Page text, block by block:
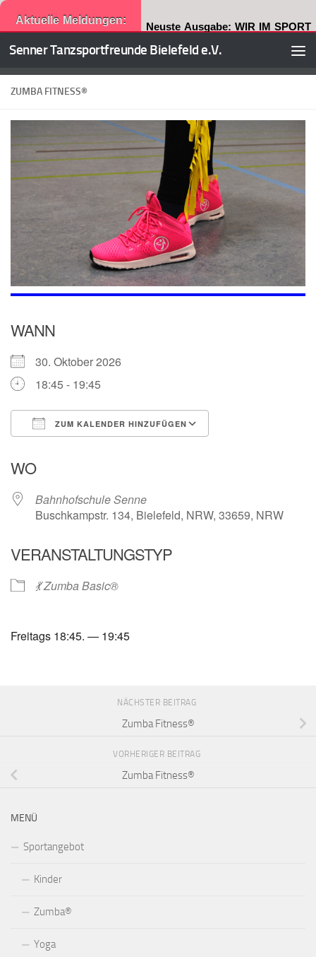
Aktuelle Meldungen: Neuste Ausgabe: WIR IM SPORT
Zum Inhalt springen
Senner Tanzsportfreunde Bielefeld e.V.
ZUMBA FITNESS®
WANN
30. Oktober 2026
18:45 - 19:45
ZUM KALENDER HINZUFÜGEN
WO
Bahnhofschule Senne
Buschkampstr. 134, Bielefeld, NRW, 33659, NRW
VERANSTALTUNGSTYP
💃 Zumba Basic®
Freitags 18:45. — 19:45
NÄCHSTER BEITRAG
Zumba Fitness®
VORHERIGER BEITRAG
Zumba Fitness®
MENÜ
Sportangebot
Kinder
Zumba®
Yoga